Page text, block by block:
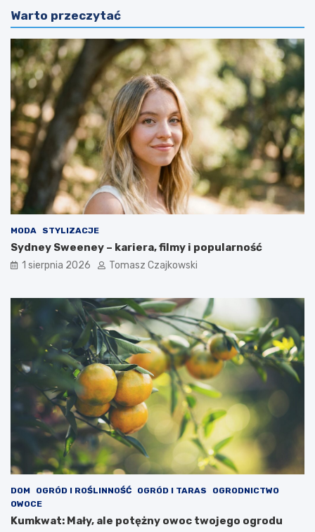
Warto przeczytać
MODA STYLIZACJE
Sydney Sweeney – kariera, filmy i popularność
1 sierpnia 2026 Tomasz Czajkowski
DOM OGRÓD I ROŚLINNOŚĆ OGRÓD I TARAS
OGRODNICTWO
OWOCE
Kumkwat: Mały, ale potężny owoc twojego ogrodu